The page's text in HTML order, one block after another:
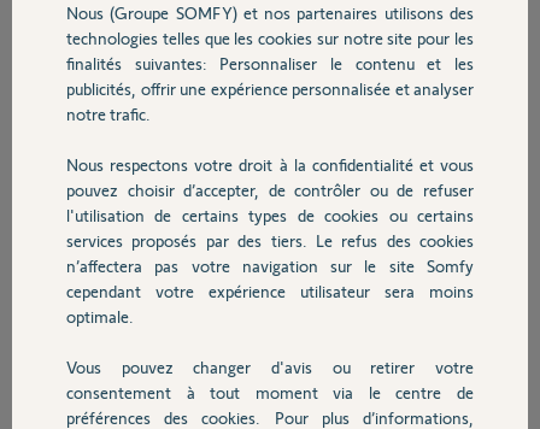
Sécurité
Domotique
Chauffage
Autres produits
Devis avec un pro
Type de réseau WiFi 2.4GHz (5GHz désactivé )
Mode de sécurité en WPA2 PSK/AES.
Pas de caractères spéciaux dans le mot de passe et SSID
Filtrage MAC et WPS désactivé
Sur iOS, téléphone connecté sur le même réseau 2.4GHz, le produit
est apparu (Somfy home alarm ??) dans la liste de réseaux WiFi
disponible. Je m'y suis connecté puis il a disparu.
J'ai aussi lu:
https://support.somfyprotect.com/hc/fr/articles/207224089
...
xavier F.
Participer au fil de discussion
Nous (Groupe SOMFY) et nos partenaires utilisons des
technologies telles que les cookies sur notre site pour les
finalités suivantes: Personnaliser le contenu et les
publicités, offrir une expérience personnalisée et analyser
notre trafic.
Nous respectons votre droit à la confidentialité et vous
pouvez choisir d’accepter, de contrôler ou de refuser
l'utilisation de certains types de cookies ou certains
services proposés par des tiers. Le refus des cookies
n’affectera pas votre navigation sur le site Somfy
cependant votre expérience utilisateur sera moins
optimale.
Vous pouvez changer d'avis ou retirer votre
consentement à tout moment via le centre de
préférences des cookies. Pour plus d’informations,